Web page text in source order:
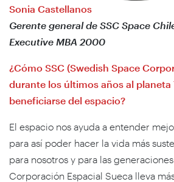
Sonia Castellanos
Gerente general de SSC Space
Executive MBA 2000
¿Cómo SSC (Swedish Space
durante los últimos años al planeta
beneficiarse del espacio?
El espacio nos ayuda a entender
para así poder hacer la vida más
para nosotros y para las
Corporación Espacial Sueca lleva